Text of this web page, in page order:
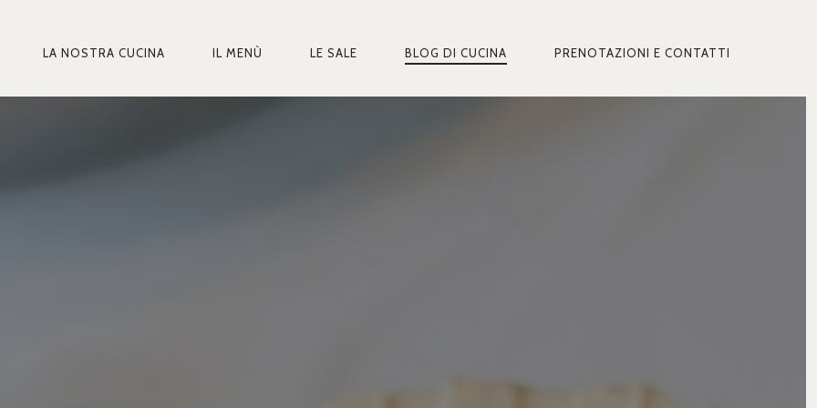
LA NOSTRA CUCINA IL MENÙ LE SALE BLOG DI CUCINA PRENOTAZIONI E CONTATTI